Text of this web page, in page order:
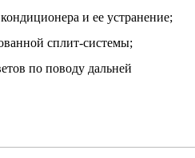
и ее устранение;
сплит-системы;
по поводу дальней